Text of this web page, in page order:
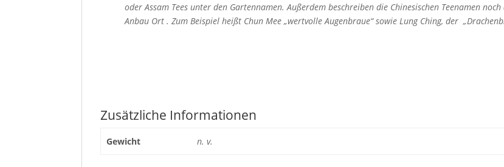
oder Assam Tees unter den Gartennamen. Außerdem beschreiben die Chinesischen Teenamen
Anbau Ort . Zum Beispiel heißt Chun Mee „wertvolle Augenbraue“ sowie Lung Ching, der
Zusätzliche Informationen
Gewicht n. v.